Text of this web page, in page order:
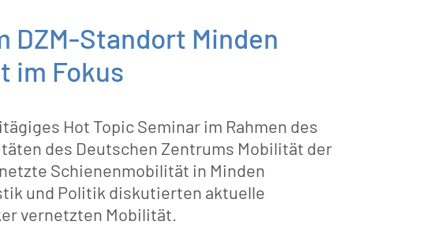
DZM-Standort Minden
im Fokus
Hot Topic Seminar im Rahmen des
des Deutschen Zentrums Mobilität der
Schienenmobilität in Minden
und Politik diskutierten aktuelle
vernetzten Mobilität.